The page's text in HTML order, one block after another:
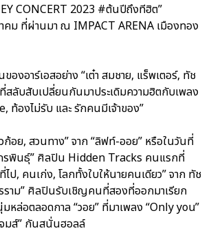
CONCERT 2023 #ต้นปีถึงทีฮิต”
คม ที่ผ่านมา ณ IMPACT ARENA เมืองทอง
งอาร์เอสอย่าง “เต๋า สมชาย, แร็พเตอร์, ทัช
ลับสับเปลี่ยนกันมาประเดิมความฮิตกับเพลง
ท้องไม่รับ และ รักคนมีเจ้าของ”
ย, สวนทาง” จาก “ลิฟท์-ออย” หรือในวันที่
กรพินธุ์” ศิลปิน Hidden Tracks คนแรกที่
ป, คนเก่ง, โลกทั้งใบให้นายคนเดียว” จาก ทัช
รราม” ศิลปินรับเชิญคนที่สองที่ออกมาเรียก
หล่อตลอดกาล “วอย” ที่มาเพลง “Only you”
จมส์” กันสนั่นฮอลล์